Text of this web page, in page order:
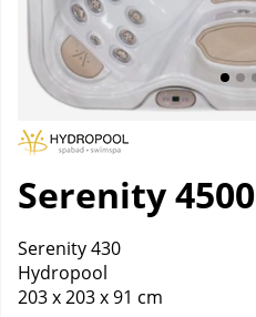
Serenity 4500
Serenity 430
Hydropool
203 x 203 x 91 cm